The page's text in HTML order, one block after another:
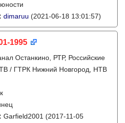
dimaruu (2021-06-18 13:01:57)
1995
Останкино, РТР, Российские
/ ГТРК Нижний Новгород, НТВ
Garfield2001 (2017-11-05